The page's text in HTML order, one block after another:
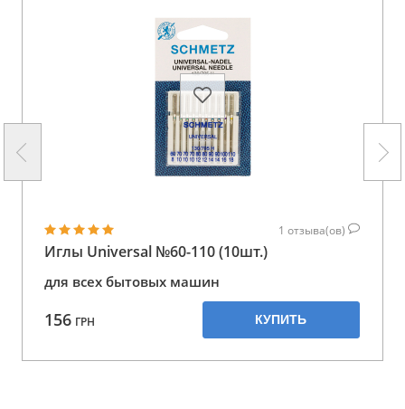
1 отзыва(ов)
Иглы Universal №60-110 (10шт.)
для всех бытовых машин
156 ГРН КУПИТЬ